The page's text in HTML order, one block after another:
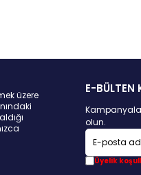
üzere
E-BÜLTEN
olun.
Üyelik